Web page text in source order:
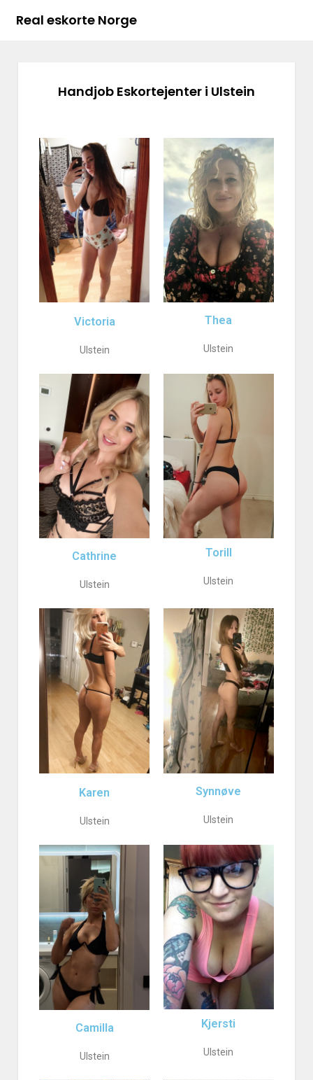
Real eskorte Norge
Handjob Eskortejenter i Ulstein
Victoria
Ulstein
Thea
Ulstein
Cathrine
Ulstein
Torill
Ulstein
Karen
Ulstein
Synnøve
Ulstein
Camilla
Ulstein
Kjersti
Ulstein